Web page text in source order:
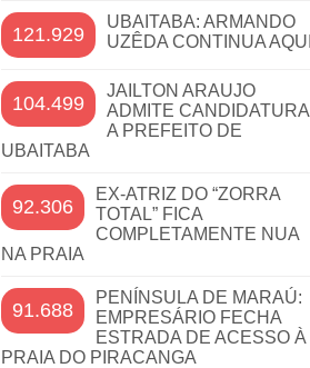
121.929
UBAITABA: ARMANDO
UZÊDA CONTINUA AQUI
104.499
JAILTON ARAUJO
ADMITE CANDIDATURA
A PREFEITO DE
UBAITABA
92.306
EX-ATRIZ DO “ZORRA
TOTAL” FICA
COMPLETAMENTE NUA
NA PRAIA
91.688
PENÍNSULA DE MARAÚ:
EMPRESÁRIO FECHA
ESTRADA DE ACESSO À
PRAIA DO PIRACANGA